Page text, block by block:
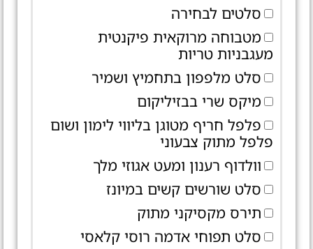
סלטים לבחירה
מטבוחה מרוקאית פיקנטית
מעגבניות טריות
סלט מלפפון בתחמיץ ושמיר
מיקס שרי בבזיליקום
פלפל חריף מטוגן בליווי לימון ושום
פלפל מתוק צבעוני
וולדוף רענון ומעט אגוזי מלך
סלט שורשים קשים במיונז
תירס מקסיקני מתוק
סלט תפוחי אדמה רוסי קלאסי